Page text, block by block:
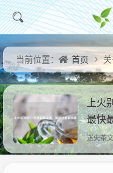
当前位置： 首页
上火
最快
迷失茶